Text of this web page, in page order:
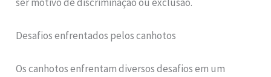
Desafios enfrentados pelos canhotos
Os canhotos enfrentam diversos desafios em um